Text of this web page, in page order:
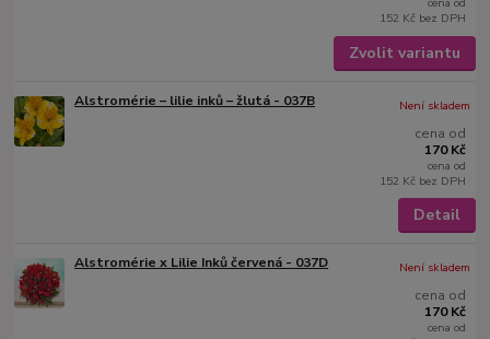
152 Kč bez DPH
Zvolit variantu
Alstromérie – lilie inků – žlutá - 037B
cena od
170 Kč
cena od
152 Kč bez DPH
Není skladem
Detail
Alstromérie x Lilie Inků červená - 037D
cena od
170 Kč
cena od
Není skladem